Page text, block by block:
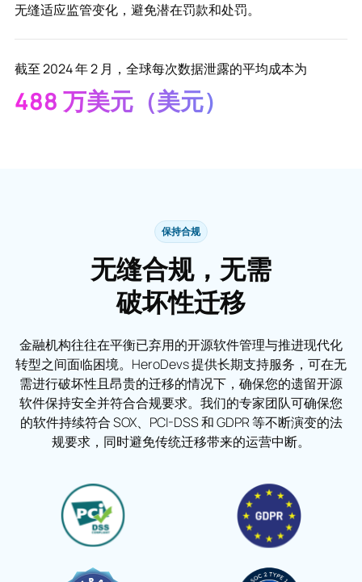
无缝适应监管变化，避免潜在罚款和处罚。
截至 2024 年 2 月，全球每次数据泄露的平均成本为
488 万美元（美元）
保持合规
无缝合规，无需
破坏性迁移
金融机构往往在平衡已弃用的开源软件管理与推进现代化
转型之间面临困境。HeroDevs 提供长期支持服务，可在无
需进行破坏性且昂贵的迁移的情况下，确保您的遗留开源
软件保持安全并符合合规要求。我们的专家团队可确保您
的软件持续符合 SOX、PCI-DSS 和 GDPR 等不断演变的法
规要求，同时避免传统迁移带来的运营中断。